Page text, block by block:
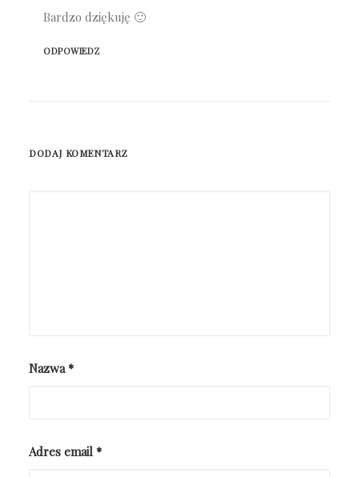
Bardzo dziękuję 🙂
ODPOWIEDZ
DODAJ KOMENTARZ
Nazwa*
Adres email *